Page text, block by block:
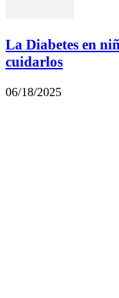
La Diabetes en
cuidarlos
06/18/2025